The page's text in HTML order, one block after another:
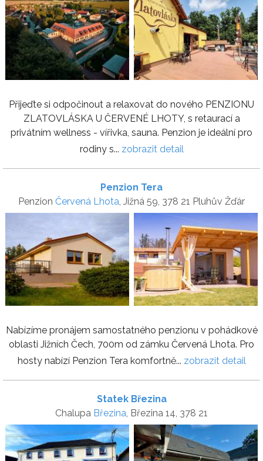
Přijeďte si odpočinout a relaxovat do nového PENZIONU
ZLATOVLÁSKA U ČERVENÉ LHOTY, s retaurací a
privátním wellness - vířivka, sauna. Penzion je ideální pro
rodiny s... zobrazit detail
Penzion Tera
Penzion Červená Lhota , Jižná 59, 378 21 Pluhův Žďár
Nabízíme pronájem samostatného penzionu v pohádkové
oblasti Jižních Čech, 700m od zámku Červená Lhota. Pro
hosty nabízí Penzion Tera komfortně... zobrazit detail
Statek Březina
Chalupa Březina, Březina 14, 378 21